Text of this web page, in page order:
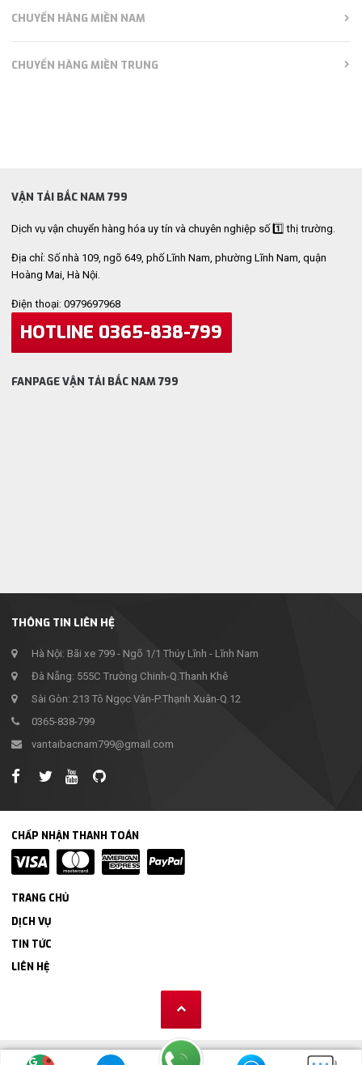
CHUYỂN HÀNG MIỀN NAM
CHUYỂN HÀNG MIỀN TRUNG
THÔNG TIN LIÊN HỆ
Hà Nội: Bãi xe 799 - Ngõ 1/1 Thúy Lĩnh - Lĩnh Nam
Đà Nẵng: 555C Trường Chinh-Q.Thanh Khê
Sài Gòn: 213 Tô Ngọc Vân-P.Thạnh Xuân-Q.12
0365-838-799
vantaibacnam799@gmail.com
VẬN TẢI BẮC NAM 799
Dịch vụ vận chuyển hàng hóa uy tín và chuyên nghiệp số 1️⃣ thị trường.
Địa chỉ: Số nhà 109, ngõ 649, phố Lĩnh Nam, phường Lĩnh Nam, quận
Hoàng Mai, Hà Nội.
Điện thoại: 0979697968
HOTLINE 0365-838-799
FANPAGE VẬN TẢI BẮC NAM 799
CHẤP NHẬN THANH TOÁN
TRANG CHỦ
DỊCH VỤ
TIN TỨC
LIÊN HỆ
vantai799.com - Made by Vận tải Bắc Nam 799.